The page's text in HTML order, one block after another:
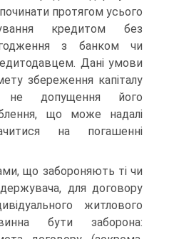
протягом усього
кредитом без
з банком чи
Дані умови
збереження капіталу
не допущення його
що може надалі
на погашенні
що забороняють ті чи
для договору
житлового
бути заборона: